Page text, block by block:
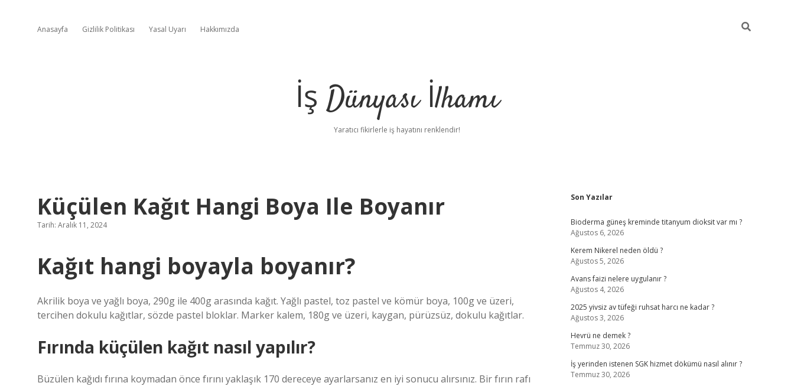
Anasayfa Gizlilik Politikası Yasal Uyarı Hakkımızda
İş Dünyası İlhamı
Yaratıcı fikirlerle iş hayatını renklendir!
Küçülen Kağıt Hangi Boya Ile Boyanır
Tarih: Aralık 11, 2024
Kağıt hangi boyayla boyanır?
Akrilik boya ve yağlı boya, 290g ile 400g arasında kağıt. Yağlı pastel, toz pastel ve kömür boya, 100g ve üzeri,
tercihen dokulu kağıtlar, sözde pastel bloklar. Marker kalem, 180g ve üzeri, kaygan, pürüzsüz, dokulu kağıtlar.
Fırında küçülen kağıt nasıl yapılır?
Büzülen kağıdı fırına koymadan önce fırını yaklaşık 170 dereceye ayarlarsanız en iyi sonucu alırsınız. Bir fırın rafı
Sidebar
Son Yazılar
Bioderma güneş kreminde titanyum dioksit var mı ?
Ağustos 6, 2026
Kerem Nikerel neden öldü ?
Ağustos 5, 2026
Avans faizi nelere uygulanır ?
Ağustos 4, 2026
2025 yivsiz av tüfeği ruhsat harcı ne kadar ?
Ağustos 3, 2026
Hevrü ne demek ?
Temmuz 30, 2026
İş yerinden istenen SGK hizmet dökümü nasıl alınır ?
Temmuz 30, 2026